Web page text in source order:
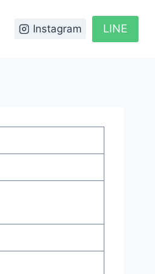
Instagram LINE